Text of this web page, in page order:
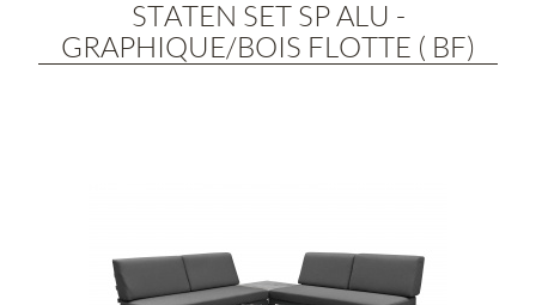
STATEN SET SP ALU -
GRAPHIQUE/BOIS FLOTTE ( BF)